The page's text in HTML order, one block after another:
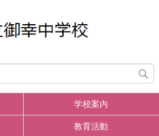
学校案内
教育活動